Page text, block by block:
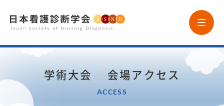
学会案内
学術大会 ／会場アクセス
ACCESS